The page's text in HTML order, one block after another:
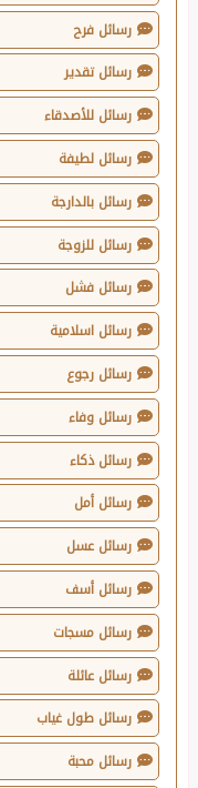
رسائل فرح
رسائل تقدير
رسائل للأصدقاء
رسائل لطيفة
رسائل بالدارجة
رسائل للزوجة
رسائل فشل
رسائل اسلامية
رسائل رجوع
رسائل وفاء
رسائل ذكاء
رسائل أمل
رسائل عسل
رسائل أسف
رسائل مسجات
رسائل عائلة
رسائل طول غياب
رسائل محبة